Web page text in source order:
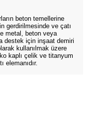
beton temellerine
gerdirilmesinde ve çatı
metal, beton veya
destek için inşaat demiri
kullanılmak üzere
kaplı çelik ve titanyum
elemanıdır.